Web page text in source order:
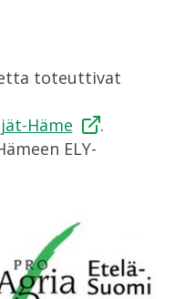
toteuttivat
Häme
.
ELY-